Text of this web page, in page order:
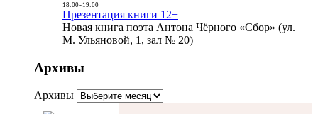
18:00- 19:00
Презентация книги 12+
Новая книга поэта Антона Чёрного «Сбор» (ул.
М. Ульяновой, 1, зал № 20)
Архивы
Архивы